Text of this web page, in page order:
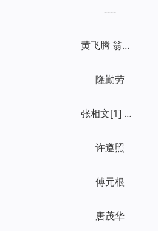
----
黄飞腾 翁国庆
隆勤劳
张相文[1] 何丽丽[1] 马冠军[2]
许遵照
傅元根
唐茂华